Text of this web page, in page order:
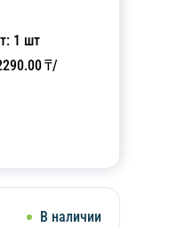
1 шт
₸/
В наличии